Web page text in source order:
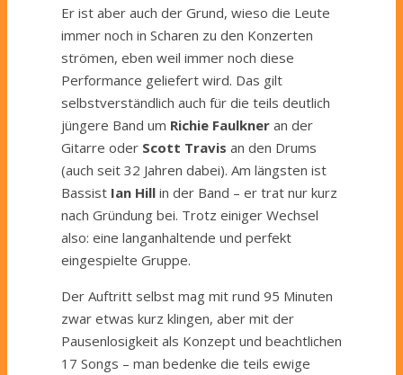
Er ist aber auch der Grund, wieso die Leute
immer noch in Scharen zu den Konzerten
strömen, eben weil immer noch diese
Performance geliefert wird. Das gilt
selbstverständlich auch für die teils deutlich
jüngere Band um Richie Faulkner an der
Gitarre oder Scott Travis an den Drums
(auch seit 32 Jahren dabei). Am längsten ist
Bassist Ian Hill in der Band – er trat nur kurz
nach Gründung bei. Trotz einiger Wechsel
also: eine langanhaltende und perfekt
eingespielte Gruppe.
Der Auftritt selbst mag mit rund 95 Minuten
zwar etwas kurz klingen, aber mit der
Pausenlosigkeit als Konzept und beachtlichen
17 Songs – man bedenke die teils ewige